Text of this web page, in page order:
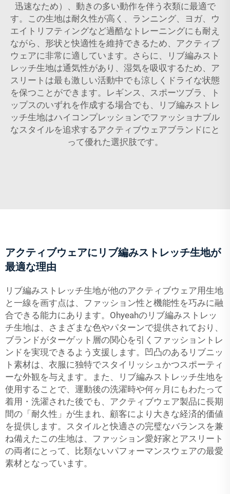
迅速なため）、動きの多い動作を伴う衣類に最適で
す。この生地は耐久性が高く、ランニング、ヨガ、ウ
エイトリフティングなど過酷なトレーニングにも耐え
ながら、形状と快適性を維持できるため、アクティブ
ウェアに非常に適しています。さらに、リブ編みスト
レッチ生地は通気性があり、湿気を吸収するため、ア
スリートは最も激しい活動中でも涼しくドライな状態
を保つことができます。レギンス、スポーツブラ、ト
ップスのいずれを作成する場合でも、リブ編みストレ
ッチ生地はハイコンプレッションでファッショナブル
なスタイルを追求するアクティブウェアブランドにと
って優れた選択肢です。
アクティブウェアにリブ編みストレッチ生地が
最適な理由
リブ編みストレッチ生地が他のアクティブウェア用生地
と一線を画す点は、ファッション性と機能性を巧みに融
合できる能力にあります。Ohyeahのリブ編みストレッ
チ生地は、さまざまな色やパターンで提供されており、
ブランドがターゲット層の関心を引くファッショントレ
ンドを実現できるよう支援します。凹凸のあるリブニッ
ト素材は、衣服に独特でスタイリッシュかつスポーティ
ーな外観を与えます。また、リブ編みストレッチ生地を
使用することで、運動後の洗濯時や何ヶ月にもわたって
着用・洗濯された後でも、アクティブウェア製品に長期
間の「耐久性」が生まれ、顧客により大きな経済的価値
を提供します。スタイルと快適さの完璧なバランスを兼
ね備えたこの生地は、ファッション愛好家とアスリート
の両者にとって、比類ないパフォーマンスウェアの最愛
素材となっています。